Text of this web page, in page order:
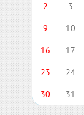
2
3
9
10
16
17
23
24
30
31